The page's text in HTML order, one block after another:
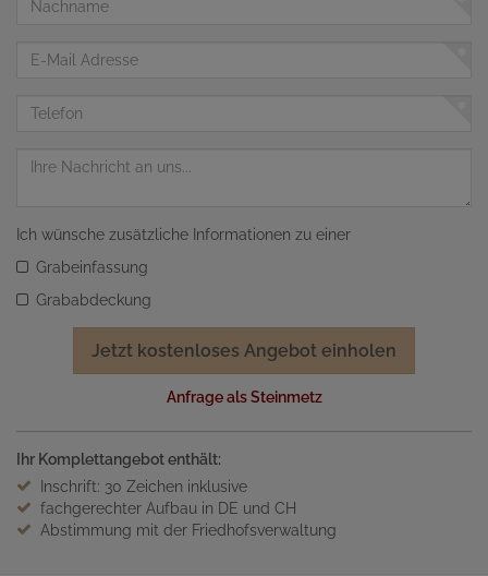
Telefon
Nachricht
Ich wünsche zusätzliche Informationen zu einer
Grabeinfassung
Grababdeckung
Jetzt kostenloses Angebot einholen
Anfrage als Steinmetz
Ihr Komplettangebot enthält:
Inschrift: 30 Zeichen inklusive
fachgerechter Aufbau in DE und CH
Abstimmung mit der Friedhofsverwaltung